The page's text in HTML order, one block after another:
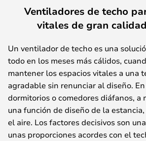
Ventiladores de techo
vitales de gran
Un ventilador de techo es una
todo en los meses más cálidos,
mantener los espacios vitales a una
agradable sin renunciar al diseño.
dormitorios o comedores diáfanos, a
una función de diseño de la
el aire. Los factores decisivos son
unas proporciones acordes con el